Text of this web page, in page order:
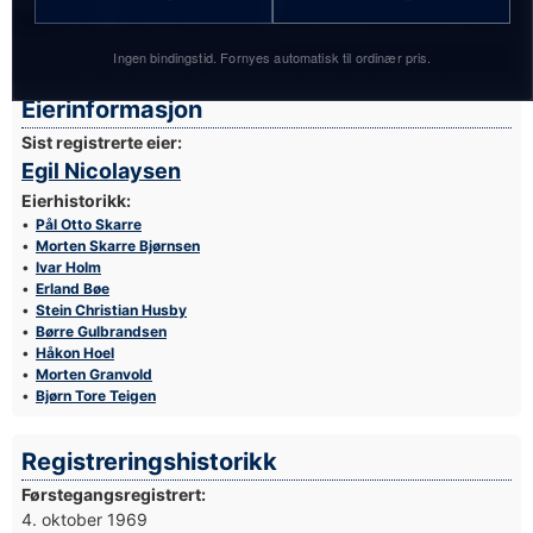
Ingen bindingstid. Fornyes automatisk til ordinær pris.
Foto: Simen Næss Hagen / Parc Fermé
Eierinformasjon
Sist registrerte eier:
Egil Nicolaysen
Eierhistorikk:
Pål Otto Skarre
Morten Skarre Bjørnsen
Ivar Holm
Erland Bøe
Stein Christian Husby
Børre Gulbrandsen
Håkon Hoel
Morten Granvold
Bjørn Tore Teigen
Registreringshistorikk
Førstegangsregistrert:
4. oktober 1969